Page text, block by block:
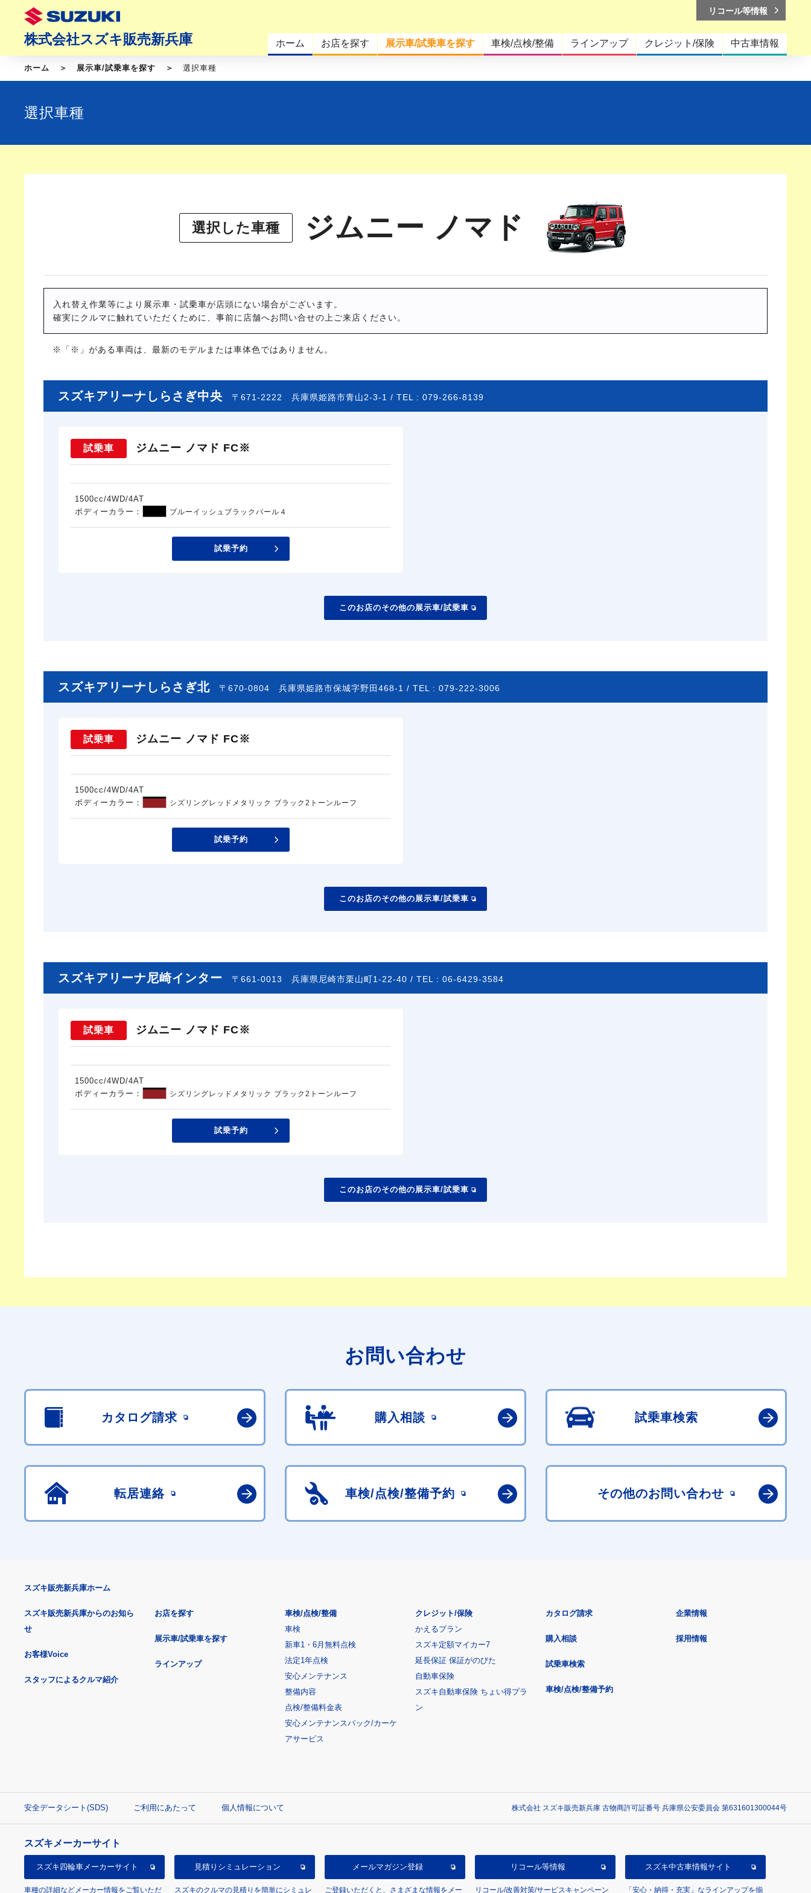
株式会社スズキ販売新兵庫 ホーム お店を探す 展示車/試乗車を探す 車検/点検/整備 ラインアップ クレジット/保険 中古車情報
リコール等情報
ホーム 展示車/試乗車を探す 選択車種
選択車種
選択した車種 ジムニー ノマド
入れ替え作業等により展示車・試乗車が店頭にない場合がございます。
確実にクルマに触れていただくために、事前に店舗へお問い合せの上ご来店ください。
※「※」がある車両は、最新のモデルまたは車体色ではありません。
スズキアリーナしらさぎ中央 〒671-2222 兵庫県姫路市青山2-3-1 / TEL : 079-266-8139
試乗車 ジムニー ノマド FC※
1500cc/4WD/4AT
ボディーカラー：
ブルーイッシュブラックパール４
試乗予約
このお店のその他の展示車/試乗車
スズキアリーナしらさぎ北 〒670-0804 兵庫県姫路市保城字野田468-1 / TEL : 079-222-3006
試乗車 ジムニー ノマド FC※
1500cc/4WD/4AT
ボディーカラー：
シズリングレッドメタリック ブラック2トーンルーフ
試乗予約
このお店のその他の展示車/試乗車
スズキアリーナ尼崎インター 〒661-0013 兵庫県尼崎市栗山町1-22-40 / TEL : 06-6429-3584
試乗車 ジムニー ノマド FC※
1500cc/4WD/4AT
ボディーカラー：
シズリングレッドメタリック ブラック2トーンルーフ
試乗予約
このお店のその他の展示車/試乗車
お問い合わせ
カタログ請求 購入相談 試乗車検索
転居連絡 車検/点検/整備予約 その他のお問い合わせ
スズキ販売新兵庫ホーム
スズキ販売新兵庫からのお知ら
せ
お客様Voice
スタッフによるクルマ紹介
お店を探す
展示車/試乗車を探す
ラインアップ
車検/点検/整備
車検
新車1・6月無料点検
法定1年点検
安心メンテナンス
整備内容
点検/整備料金表
安心メンテナンスパック/カーケ
アサービス
クレジット/保険
かえるプラン
スズキ定額マイカー7
延長保証 保証がのびた
自動車保険
スズキ自動車保険 ちょい得プラ
ン
カタログ請求
購入相談
試乗車検索
車検/点検/整備予約
企業情報
採用情報
安全データシート(SDS) ご利用にあたって 個人情報について 株式会社 スズキ販売新兵庫 古物商許可証番号 兵庫県公安委員会 第631601300044号
スズキメーカーサイト
スズキ四輪車メーカーサイト
車種の詳細などメーカー情報をご覧いただ
見積り シミュレーション
スズキのクルマの見積りを簡単にシミュレ
メールマガジン登録
ご登録いただくと、さまざまな情報をメー
リコール等情報
リコール/改善対策/サービスキャンペーン
スズキ中古車情報サイト
「安心・納得・充実」なラインアップを揃